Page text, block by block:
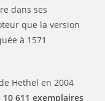
dans ses
que la version
à 1571
Hethel en 2004
10 611 exemplaires